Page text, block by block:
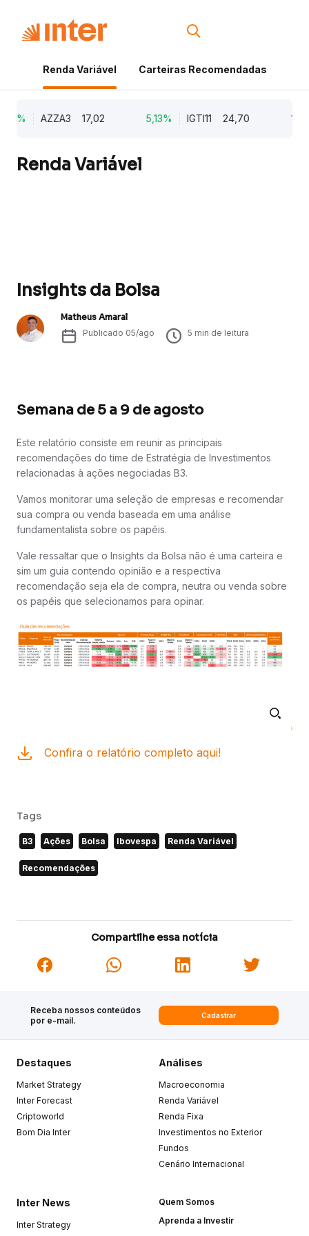
Renda Variável Carteiras Recomendadas
AZZA3 17,02 5,13% IGTI11 24,70
Renda Variável
Insights da Bolsa
Matheus Amaral
Publicado 05/ago 5 min de leitura
Semana de 5 a 9 de agosto
Este relatório consiste em reunir as principais
recomendações do time de Estratégia de Investimentos
relacionadas à ações negociadas B3.
Vamos monitorar uma seleção de empresas e recomendar
sua compra ou venda baseada em uma análise
fundamentalista sobre os papéis.
Vale ressaltar que o Insights da Bolsa não é uma carteira e
sim um guia contendo opinião e a respectiva
recomendação seja ela de compra, neutra ou venda sobre
os papéis que selecionamos para opinar.
Confira o relatório completo aqui!
Tags
B3 Ações Bolsa Ibovespa Renda Variável
Recomendações
Compartilhe essa notícia
Receba nossos conteúdos
por e-mail.
Cadastrar
Destaques
Market Strategy
Inter Forecast
Criptoworld
Bom Dia Inter
Análises
Macroeconomia
Renda Variável
Renda Fixa
Investimentos no Exterior
Fundos
Cenário Internacional
Inter News
Inter Strategy
Quem Somos
Aprenda a Investir